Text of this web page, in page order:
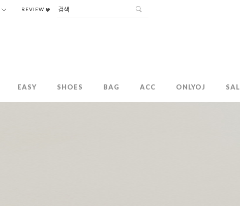
REVIEW
EASY SHOES BAG ACC ONLYOJ